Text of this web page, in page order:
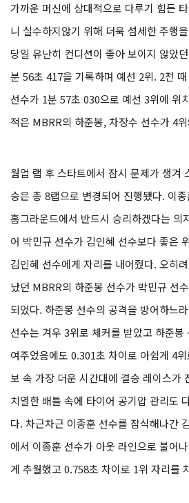
가까운 머신에 상대적으로 다루기 힘든
니 실수하지않기 위해 더욱 섬세한 주행
당일 유난히 컨디션이 좋아 보이지 않았
분 56초 417을 기록하며 예선 2위. 2전
선수가 1분 57초 030으로 예선 3위에 위
적은 MBRR의 하준봉, 차장수 선수가 4
웜업 랩 후 스타트에서 잠시 문제가 생겨
승은 총 8랩으로 변경되어 진행됐다. 이
홈그라운드에서 반드시 승리하겠다는 의
어 박민규 선수가 김인혜 선수보다 좋은
김인혜 선수에게 자리를 내어줬다. 오히
났던 MBRR의 하준봉 선수가 박민규 선
되었다. 하준봉 선수의 공격을 방어하느
선수는 겨우 3위로 체커를 받았고 하준봉
여주었음에도 0.301초 차이로 아쉽게 4
보 속 가장 더운 시간대에 결승 레이스가
치열한 배틀 속에 타이어 공기압 관리도
다. 차근차근 이종훈 선수를 잠식해나간
에서 이종훈 선수가 아웃 라인으로 불어
게 추월했고 0.758초 차이로 1위 자리를